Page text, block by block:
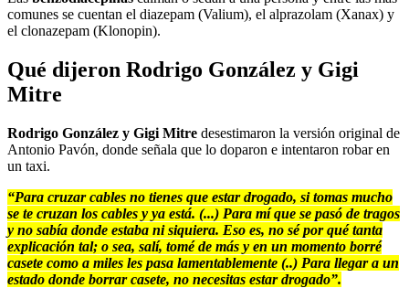
comunes se cuentan el diazepam (Valium), el alprazolam (Xanax) y
el clonazepam (Klonopin).
Qué dijeron Rodrigo González y Gigi
Mitre
Rodrigo González y Gigi Mitre desestimaron la versión original de
Antonio Pavón, donde señala que lo doparon e intentaron robar en
un taxi.
“Para cruzar cables no tienes que estar drogado, si tomas mucho
se te cruzan los cables y ya está. (...) Para mí que se pasó de tragos
y no sabía donde estaba ni siquiera. Eso es, no sé por qué tanta
explicación tal; o sea, salí, tomé de más y en un momento borré
casete como a miles les pasa lamentablemente (..) Para llegar a un
estado donde borrar casete, no necesitas estar drogado”.